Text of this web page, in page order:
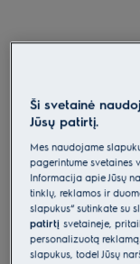
Skalbyklė
kg
Pagrindiniai
„SensiCare“
įkrovos dydį.
„SensiCare“
„Time Manager®“ -
Ši svetainė
Jūsų patirtį.
Mes naudojame
pagerintume svetainės
Informacija apie Jūsų
tinklų, reklamos ir
slapukus“ sutinkate su
patirtįsvetainėje,
personalizuotą
slapukus, todėl Jūsų